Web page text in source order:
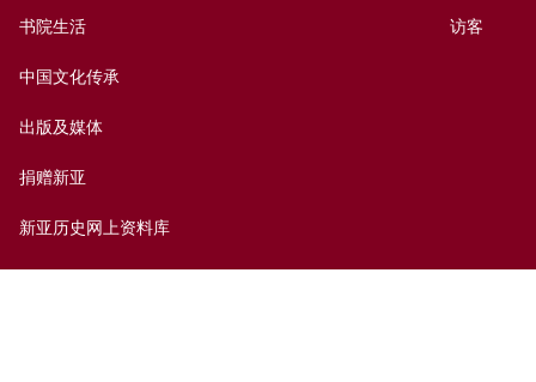
书院生活
中国文化传承
出版及媒体
捐赠新亚
新亚历史网上资料库
访客